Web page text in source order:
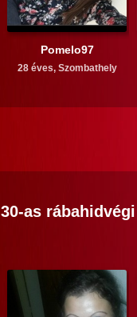
Pomelo97
28 éves, Szombathely
30-as rábahidvégi